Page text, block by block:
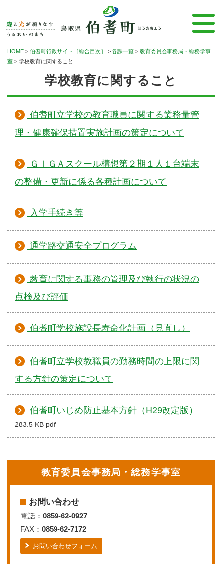
HOME > 伯耆町行政サイト［総合目次］ > 各課一覧 > 教育委員会事務局・総務学事
室 > 学校教育に関すること
学校教育に関すること
伯耆町立学校の教育職員に関する業務量管
理・健康確保措置実施計画の策定について
ＧＩＧＡスクール構想第２期１人１台端末
の整備・更新に係る各種計画について
入学手続き等
通学路交通安全プログラム
教育に関する事務の管理及び執行の状況の
点検及び評価
伯耆町学校施設長寿命化計画（見直し）
伯耆町立学校教職員の勤務時間の上限に関
する方針の策定について
伯耆町いじめ防止基本方針（H29改定版）
283.5 KB pdf
教育委員会事務局・総務学事室
お問い合わせ
電話： 0859-62-0927
FAX： 0859-62-7172
お問い合わせフォーム